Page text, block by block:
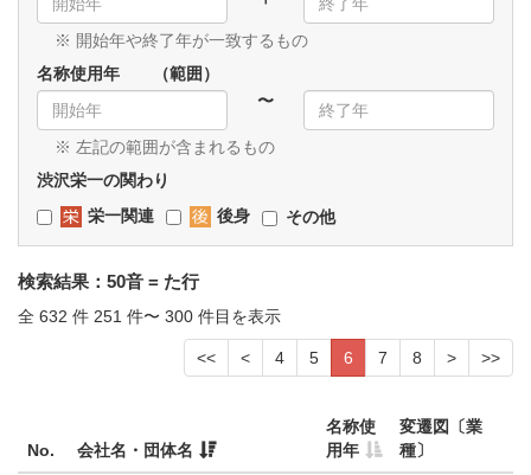
※ 開始年や終了年が一致するもの
名称使用年 （範囲）
〜
※ 左記の範囲が含まれるもの
渋沢栄一の関わり
栄一関連
後身 その他
検索結果：50音 = た行
全 632 件 251 件〜 300 件目を表示
<< < 4 5 6 7 8 > >>
No. 会社名・団体名
名称使
用年
変遷図〔業
種〕